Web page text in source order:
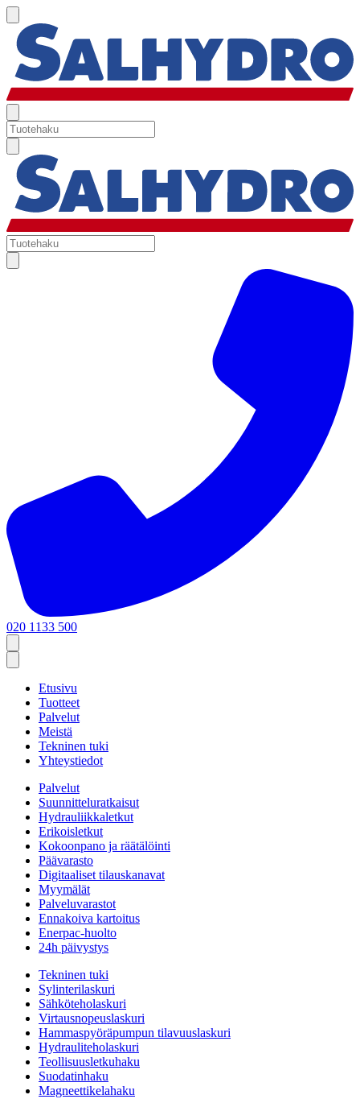
020 1133 500
Etusivu
Tuotteet
Palvelut
Meistä
Tekninen tuki
Yhteystiedot
Palvelut
Suunnitteluratkaisut
Hydrauliikkaletkut
Erikoisletkut
Kokoonpano ja räätälöinti
Päävarasto
Digitaaliset tilauskanavat
Myymälät
Palveluvarastot
Ennakoiva kartoitus
Enerpac-huolto
24h päivystys
Tekninen tuki
Sylinterilaskuri
Sähköteholaskuri
Virtausnopeuslaskuri
Hammaspyöräpumpun tilavuuslaskuri
Hydrauliteholaskuri
Teollisuusletkuhaku
Suodatinhaku
Magneettikelahaku